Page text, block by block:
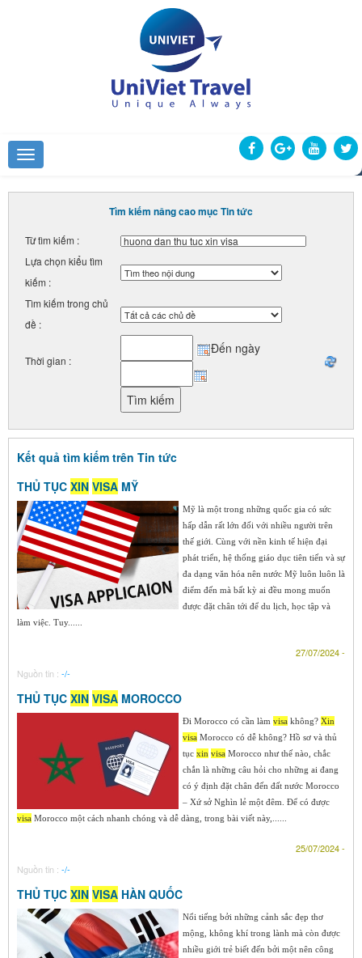
Tìm kiếm nâng cao mục Tin tức
Từ tìm kiếm :
Lựa chọn kiểu tìm
kiếm :
Tìm kiếm trong chủ
đề :
Thời gian :
Đến ngày
Kết quả tìm kiếm trên Tin tức
THỦ TỤC XIN VISA MỸ
Mỹ là một trong những quốc gia có sức
hấp dẫn rất lớn đối với nhiều người trên
thế giới. Cùng với nền kinh tế hiện đại
phát triển, hệ thống giáo dục tiên tiến và sự
đa dạng văn hóa nên nước Mỹ luôn luôn là
điểm đến mà bất kỳ ai đều mong muốn
được đặt chân tới để du lịch, học tập và
làm việc. Tuy......
27/07/2024 -
Nguồn tin : -/-
THỦ TỤC XIN VISA MOROCCO
Đi Morocco có cần làm visa không? Xin
visa Morocco có dễ không? Hồ sơ và thủ
tục xin visa Morocco như thế nào, chắc
chắn là những câu hỏi cho những ai đang
có ý định đặt chân đến đất nước Morocco
– Xứ sở Nghìn lẻ một đêm. Để có được
visa Morocco một cách nhanh chóng và dễ dàng, trong bài viết này,......
25/07/2024 -
Nguồn tin : -/-
THỦ TỤC XIN VISA HÀN QUỐC
Nổi tiếng bởi những cảnh sắc đẹp thơ
mộng, không khí trong lành mà còn được
nhiều giới trẻ biết đến bởi một nên công